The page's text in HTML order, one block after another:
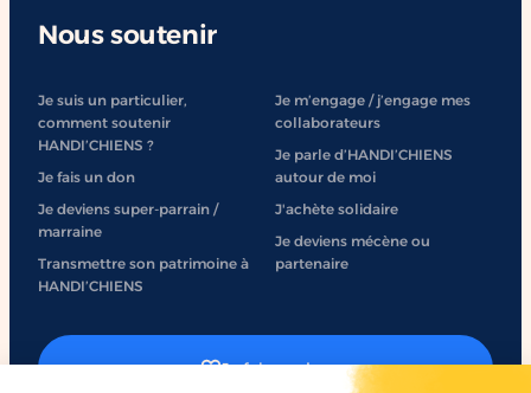
Nous soutenir
Je suis un particulier,
comment soutenir
HANDI’CHIENS ?
Je fais un don
Je deviens super-parrain /
marraine
Transmettre son patrimoine à
HANDI’CHIENS
Je m’engage / j’engage mes
collaborateurs
Je parle d’HANDI’CHIENS
autour de moi
J'achète solidaire
Je deviens mécène ou
partenaire
Je fais un don